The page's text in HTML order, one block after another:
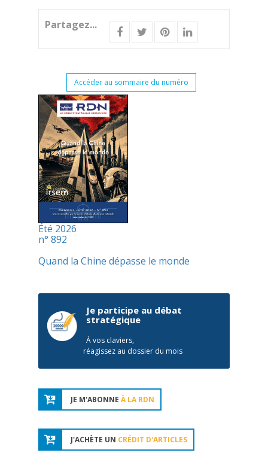
Partagez...
Accéder au sommaire du numéro
Été 2026
n° 892
Quand la Chine dépasse le monde
Je participe au débat
stratégique
À vos claviers,
réagissez au dossier du mois
JE M'ABONNE À LA RDN
J'ACHÈTE UN CRÉDIT D'ARTICLES